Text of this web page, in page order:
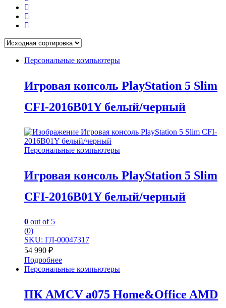
Персональные компьютеры
Игровая консоль PlayStation 5 Slim
CFI-2016B01Y белый/черный
Персональные компьютеры
Игровая консоль PlayStation 5 Slim
CFI-2016B01Y белый/черный
0 out of 5
(0)
SKU: ГЛ-00047317
54 990 ₽
Подробнее
Персональные компьютеры
ПК AMCV a075 Home&Office AMD